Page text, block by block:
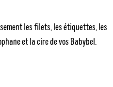
les filets, les étiquettes, les
et la cire de vos Babybel.